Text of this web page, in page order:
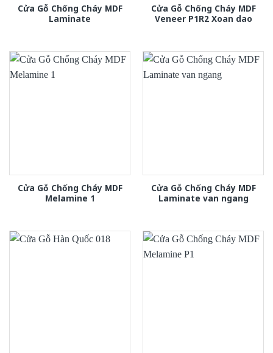
Cửa Gỗ Chống Cháy MDF
Laminate
Cửa Gỗ Chống Cháy MDF
Veneer P1R2 Xoan dao
Cửa Gỗ Chống Cháy MDF
Melamine 1
Cửa Gỗ Chống Cháy MDF
Laminate van ngang